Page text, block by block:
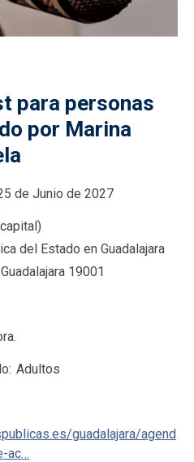
para personas
por Marina
de Junio de 2027
del Estado en Guadalajara
19001
Adultos
guadalajara/agend
ac…